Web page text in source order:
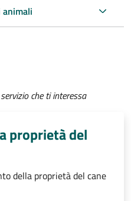
che ti interessa
proprietà del
della proprietà del cane